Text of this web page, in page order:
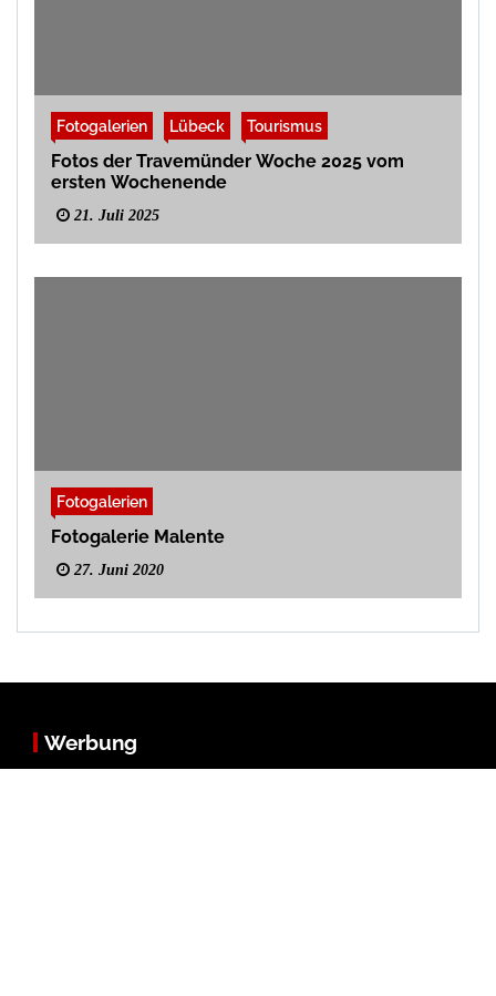
Fotogalerien Lübeck Tourismus
Fotos der Travemünder Woche 2025 vom
ersten Wochenende
21. Juli 2025
Fotogalerien
Fotogalerie Malente
27. Juni 2020
Werbung